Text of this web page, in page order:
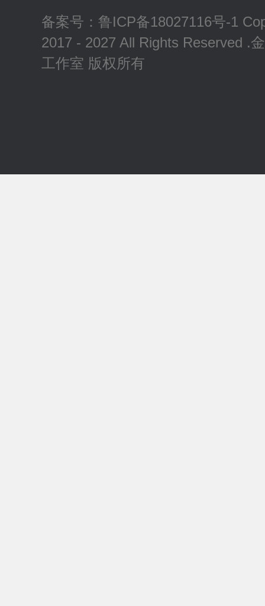
备案号： 鲁ICP备18027116号-1
2017 - 2027 All Rights Reserved .
工作室 版权所有